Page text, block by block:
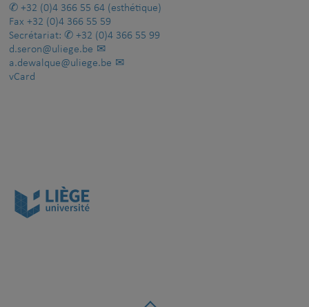
+32 (0)4 366 55 64 (esthétique)
Fax +32 (0)4 366 55 59
Secrétariat:
+32 (0)4 366 55 99
d.seron@uliege.be
a.dewalque@uliege.be
vCard